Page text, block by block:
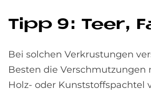
Tipp 9: Teer,
Bei solchen Verkrustungen
Besten die Verschmutzungen
Holz- oder Kunststoffspachtel